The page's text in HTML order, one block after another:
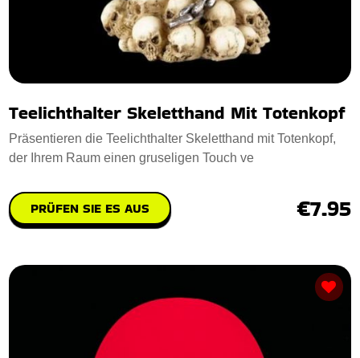
Teelichthalter Skeletthand Mit Totenkopf
Präsentieren die Teelichthalter Skeletthand mit Totenkopf,
der Ihrem Raum einen gruseligen Touch ve
PRÜFEN SIE ES AUS €7.95